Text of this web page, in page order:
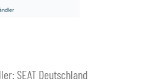
SEAT Deutschland